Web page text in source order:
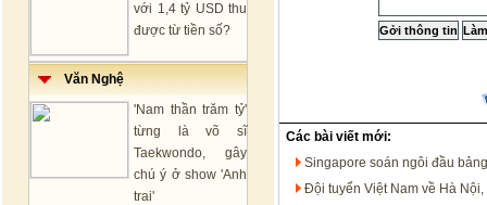
với 1,4 tỷ USD thu
được từ tiền số?
Văn Nghệ
'Nam thần trăm tỷ'
từng là võ sĩ
Taekwondo, gây
chú ý ở show 'Anh
trai'
Các bài viết mới:
Singapore soán ngôi đầu
Đội tuyển Việt Nam về Hà